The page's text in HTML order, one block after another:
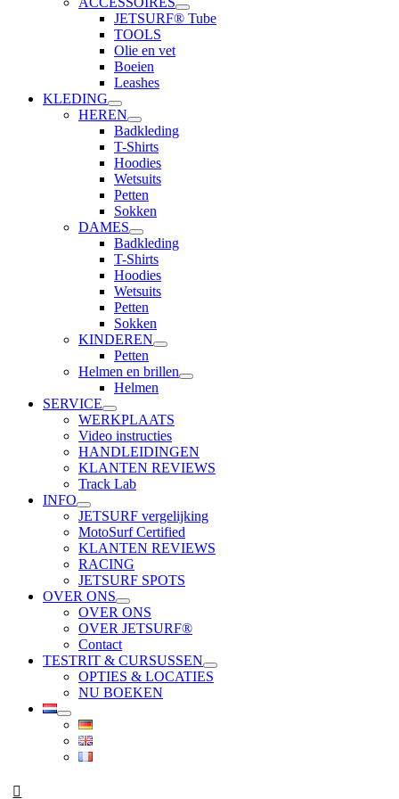
JETSURF® Tube
TOOLS
Olie en vet
Boeien
Leashes
KLEDING
HEREN
Badkleding
T-Shirts
Hoodies
Wetsuits
Petten
Sokken
DAMES
Badkleding
T-Shirts
Hoodies
Wetsuits
Petten
Sokken
KINDEREN
Petten
Helmen en brillen
Helmen
SERVICE
WERKPLAATS
Video instructies
HANDLEIDINGEN
KLANTEN REVIEWS
Track Lab
INFO
JETSURF vergelijking
MotoSurf Certified
KLANTEN REVIEWS
RACING
JETSURF SPOTS
OVER ONS
OVER ONS
OVER JETSURF®
Contact
TESTRIT & CURSUSSEN
OPTIES & LOCATIES
NU BOEKEN